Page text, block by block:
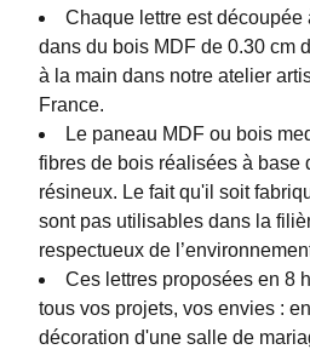
Chaque lettre est
dans du bois MDF de 0.30 cm
à la main dans notre atelier
France.
Le paneau MDF ou bois
fibres de bois réalisées à base
résineux. Le fait qu'il soit
sont pas utilisables dans la
respectueux de
Ces lettres proposées en 8
tous vos projets, vos envies :
décoration d'une salle de